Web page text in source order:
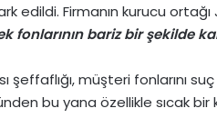
edildi. Firmanın kurucu
fonlarının bariz bir şekilde
şeffaflığı, müşteri fonlarını
bu yana özellikle sıcak bir